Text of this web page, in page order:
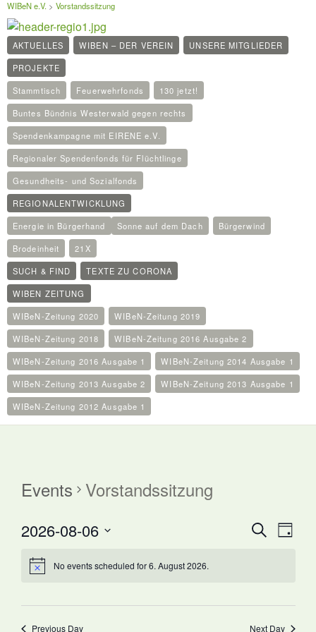
WIBeN e.V. > Vorstandssitzung
AKTUELLES WIBEN – DER VEREIN
UNSERE MITGLIEDER
PROJEKTE
Stammtisch
Feuerwehrfonds
130 jetzt!
Buntes Bündnis Westerwald gegen rechts
Spendenkampagne mit EIRENE e.V.
Regionaler Spendenfonds für Flüchtlinge
Gesundheits- und Sozialfonds
REGIONALENTWICKLUNG
Energie in Bürgerhand
Sonne auf dem Dach
Bürgerwind
Brodeinheit
21X
SUCH & FIND
TEXTE ZU CORONA
WIBEN ZEITUNG
WIBeN-Zeitung 2020
WIBeN-Zeitung 2019
WIBeN-Zeitung 2018
WIBeN-Zeitung 2016 Ausgabe 2
WIBeN-Zeitung 2016 Ausgabe 1
WIBeN-Zeitung 2014 Ausgabe 1
WIBeN-Zeitung 2013 Ausgabe 2
WIBeN-Zeitung 2013 Ausgabe 1
WIBeN-Zeitung 2012 Ausgabe 1
Events Vorstandssitzung
Events
Search
SearchEvent
Views
Day
2026-08-06
date.
No events scheduled for 6. August 2026.
Previous Day Next Day